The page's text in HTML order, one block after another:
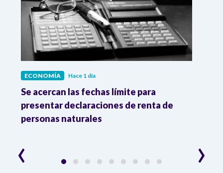
ECONOMÍA Hace 1 día
Se acercan las fechas límite para
presentar declaraciones de renta de
personas naturales
‹ ›